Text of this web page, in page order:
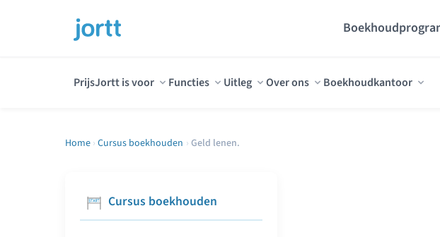
PrijsJortt is voor Functies Uitleg Over ons Boekhoudkantoor
Home › Cursus boekhouden › Geld lenen.
Cursus boekhouden